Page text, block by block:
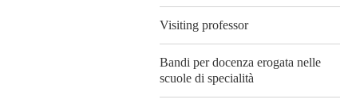
Visiting professor
Bandi per docenza erogata nelle
scuole di specialità